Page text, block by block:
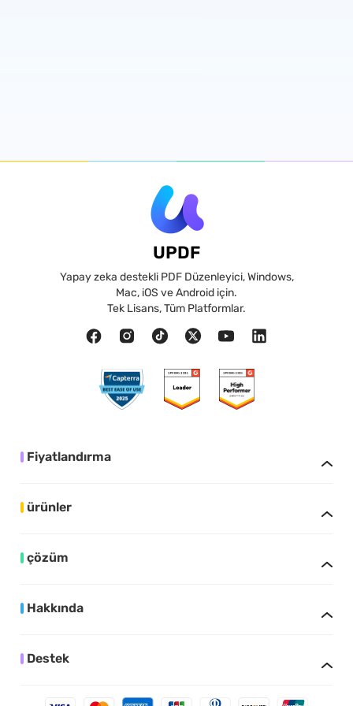
UPDF
Yapay zeka destekli PDF Düzenleyici, Windows,
Mac, iOS ve Android için.
Tek Lisans, Tüm Platformlar.
Fiyatlandırma
ürünler
çözüm
Hakkında
Destek